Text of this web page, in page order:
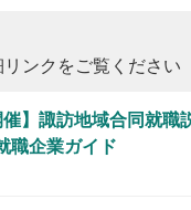
ンクをご覧ください
】諏訪地域合同就
職企業ガイド